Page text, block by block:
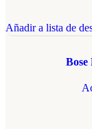
Añadir a lista de
Bose